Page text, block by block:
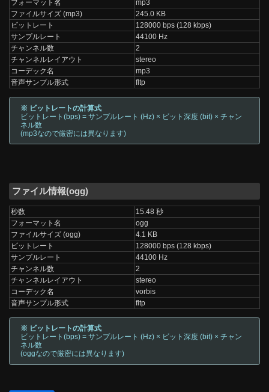
フォーマット名
mp3
ファイルサイズ (mp3)
245.0 KB
ビットレート
128000 bps (128 kbps)
サンプルレート
44100 Hz
チャンネル数
2
チャンネルレイアウト
stereo
コーデック名
mp3
音声サンプル形式
fltp
※ ビットレートの計算式
ビットレート(bps) = サンプルレート (Hz) × ビット深度 (bit) × チャン
ネル数
(mp3なので厳密には異なります)
ファイル情報(ogg)
秒数
15.48 秒
フォーマット名
ogg
ファイルサイズ (ogg)
4.1 KB
ビットレート
128000 bps (128 kbps)
サンプルレート
44100 Hz
チャンネル数
2
チャンネルレイアウト
stereo
コーデック名
vorbis
音声サンプル形式
fltp
※ ビットレートの計算式
ビットレート(bps) = サンプルレート (Hz) × ビット深度 (bit) × チャン
ネル数
(oggなので厳密には異なります)